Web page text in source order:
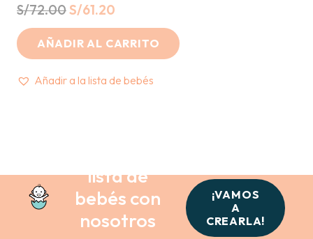
S/72.00Original
price
was:
S/72.00.
S/61.20
price
is:
S/61.20.
AÑADIR AL CARRITO
Añadir a la lista de bebés
lista de
bebés con
nosotros
¡VAMOS
A
CREARLA!